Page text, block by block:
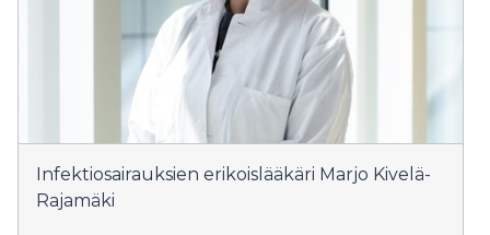
Infektiosairauksien erikoislääkäri Marjo Kivelä-
Rajamäki